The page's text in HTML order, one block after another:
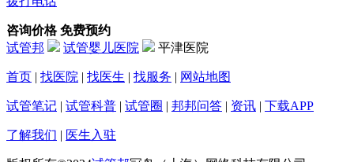
咨询价格 免费预约
试管邦
试管婴儿医院 平津医院
首页 | 找医院 | 找医生 | 找服务 | 网站地图
试管笔记 | 试管科普 | 试管圈 | 邦邦问答 | 资讯 | 下载APP
了解我们 | 医生入驻